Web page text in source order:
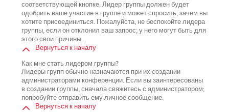
соответствующей кнопке. Лидер группы должен будет
одобрить ваше участие в группе и может спросить, зачем вы
хотите присоединиться. Пожалуйста, не беспокойте лидера
группы, если он отклонил ваш запрос; у него могут быть для
этого свои причины.
Вернуться к началу
Как мне стать лидером группы?
Лидеры групп обычно назначаются при их создании
администраторами конференции. Если вы заинтересованы
в создании группы, сначала свяжитесь с администратором;
попробуйте отправить ему личное сообщение.
Вернуться к началу